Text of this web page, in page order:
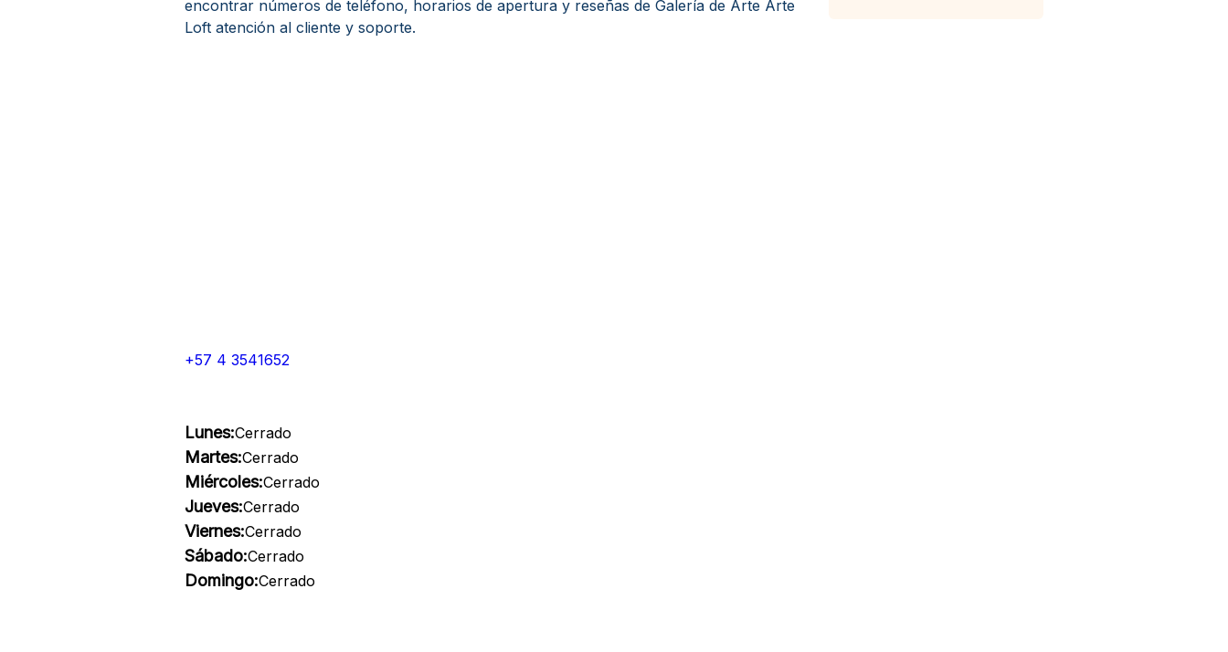
encontrar números de teléfono, horarios de apertura y reseñas de Galería de Arte Arte
Loft atención al cliente y soporte.
+57 4 3541652
Lunes:Cerrado
Martes:Cerrado
Miércoles:Cerrado
Jueves:Cerrado
Viernes:Cerrado
Sábado:Cerrado
Domingo:Cerrado